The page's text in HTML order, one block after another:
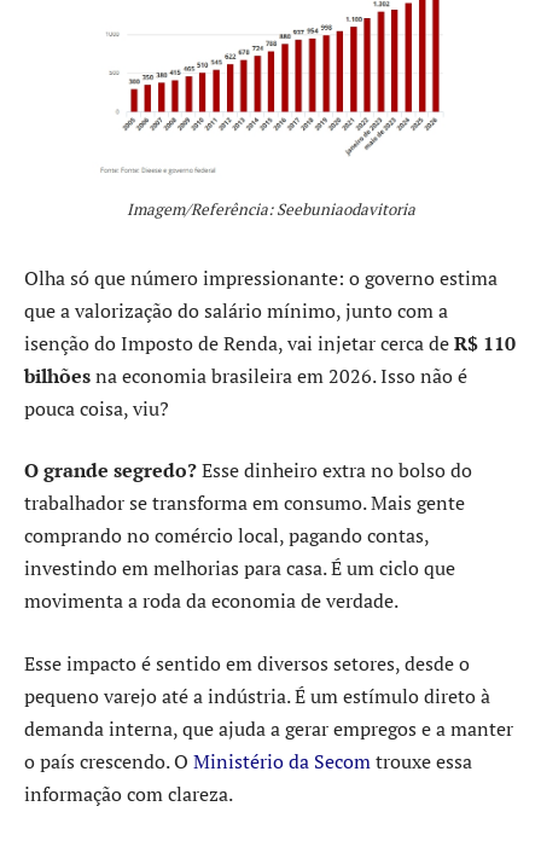
Imagem/Referência: Seebuniaodavitoria
Olha só que número impressionante: o governo estima
que a valorização do salário mínimo, junto com a
isenção do Imposto de Renda, vai injetar cerca deR$ 110
bilhõesna economia brasileira em 2026. Isso não é
pouca coisa, viu?
O grande segredo?Esse dinheiro extra no bolso do
trabalhador se transforma em consumo. Mais gente
comprando no comércio local, pagando contas,
investindo em melhorias para casa. É um ciclo que
movimenta a roda da economia de verdade.
Esse impacto é sentido em diversos setores, desde o
pequeno varejo até a indústria. É um estímulo direto à
demanda interna, que ajuda a gerar empregos e a manter
o país crescendo. O Ministério da Secomtrouxe essa
informação com clareza.